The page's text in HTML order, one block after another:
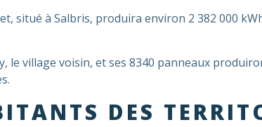
situé à Salbris, produira environ 2 382 000
le village voisin, et ses 8340 panneaux
DES